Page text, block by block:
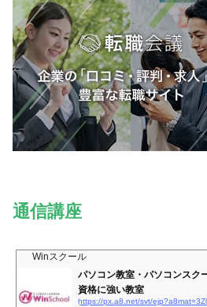
通信講座
Winスクール
パソコン教室・パソコンスク
資格に強い教室
https://px.a8.net/svt/